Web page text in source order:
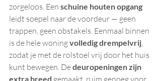
zorgeloos. Een schuine houten opgang
leidt soepel naar de voordeur — geen
trappen, geen obstakels. Eenmaal binnen
is de hele woning volledig drempelvrij,
zodat je met de rolstoel vrij door het huis
kunt bewegen. De deuropeningen zijn
extra breed gemaakt, ruim genoeg voor